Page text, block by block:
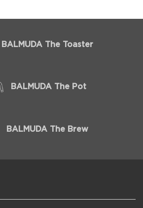
BALMUDA The Toaster
BALMUDA The Pot
BALMUDA The Brew